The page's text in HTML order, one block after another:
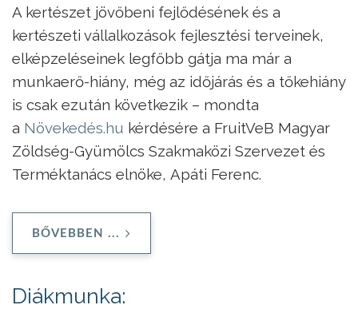
A kertészet jövőbeni fejlődésének és a
kertészeti vállalkozások fejlesztési terveinek,
elképzeléseinek legfőbb gátja ma már a
munkaerő-hiány, még az időjárás és a tőkehiány
is csak ezután következik – mondta
a Növekedés.hu kérdésére a FruitVeB Magyar
Zöldség-Gyümölcs Szakmaközi Szervezet és
Terméktanács elnöke, Apáti Ferenc.
BŐVEBBEN ...
Diákmunka: